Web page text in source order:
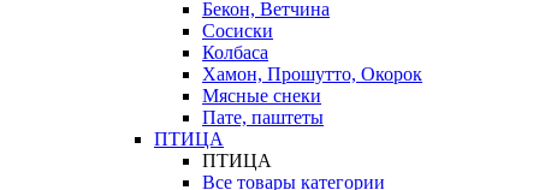
Бекон, Ветчина
Сосиски
Колбаса
Хамон, Прошутто, Окорок
Мясные снеки
Пате, паштеты
ПТИЦА
ПТИЦА
Все товары категории